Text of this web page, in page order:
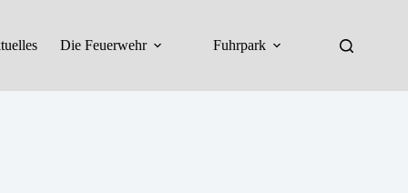
Die Feuerwehr Fuhrpark